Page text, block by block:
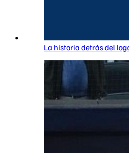
La historia detrás del